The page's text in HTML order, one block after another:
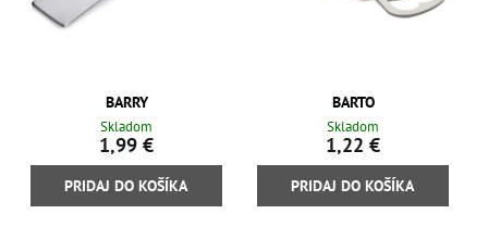
BARRY
Skladom
1,99 €
PRIDAJ DO KOŠÍKA
BARTO
Skladom
1,22 €
PRIDAJ DO KOŠÍKA